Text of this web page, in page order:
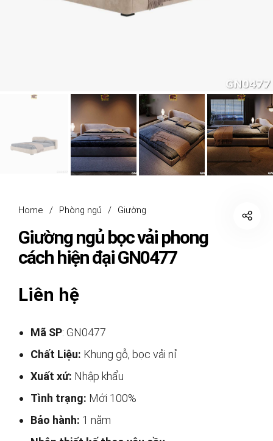
Home / Phòng ngủ / Giường
Giường ngủ bọc vải phong
cách hiện đại GN0477
Liên hệ
Mã SP: GN0477
Chất Liệu: Khung gỗ, bọc vải nỉ
Xuất xứ: Nhập khẩu
Tình trạng: Mới 100%
Bảo hành: 1 năm